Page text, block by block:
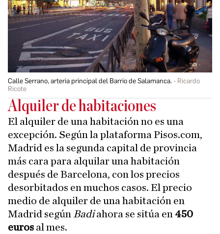
Calle Serrano, arteria principal del Barrio de Salamanca.
Ricardo
Ricote
Alquiler de habitaciones
El alquiler de una habitación no es una
excepción. Según la plataforma Pisos.com,
Madrid es la segunda capital de provincia
más cara para alquilar una habitación
después de Barcelona, con los precios
desorbitados en muchos casos. El precio
medio de alquiler de una habitación en
Madrid según Badiahora se sitúa en 450
euros al mes.